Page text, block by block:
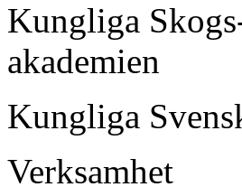
Kungliga
akademien
Kungliga
Verksamhet